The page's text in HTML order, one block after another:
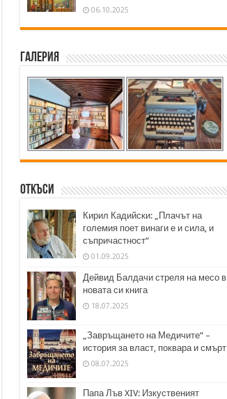
06.10.2025
Галерия
Откъси
Кирил Кадийски: „Плачът на
големия поет винаги е и сила, и
съпричастност“
01.09.2025
Дейвид Балдачи стреля на месо в
новата си книга
18.07.2025
„Завръщането на Медичите“ –
история за власт, поквара и смърт
08.07.2025
Папа Лъв XIV: Изкуственият